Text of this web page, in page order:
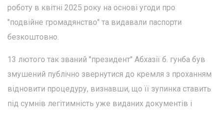
роботу в квітні 2025 року на основі угоди про
"подвійне громадянство" та видавали паспорти
безкоштовно.
13 лютого так званий "президент" Абхазії б. гунба був
змушений публічно звернутися до кремля з проханням
відновити процедуру, визнавши, що її зупинка ставить
під сумнів легітимність уже виданих документів і